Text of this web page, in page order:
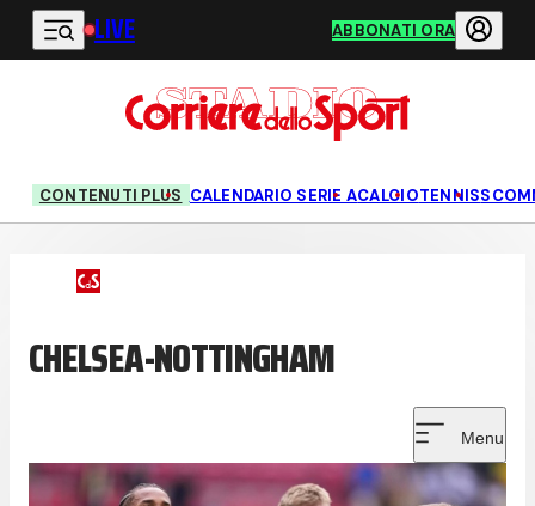
Vai al contenuto principale
LIVE ABBONATI ORA
CONTENUTI PLUS CALENDARIO SERIE ACALCIOTENNIS
CHELSEA-NOTTINGHAM
Menu